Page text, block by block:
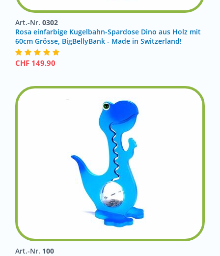
Art.-Nr. 0302
Rosa einfarbige Kugelbahn-Spardose Dino aus Holz mit
60cm Grösse, BigBellyBank - Made in Switzerland!
CHF 149.90
Art.-Nr. 100